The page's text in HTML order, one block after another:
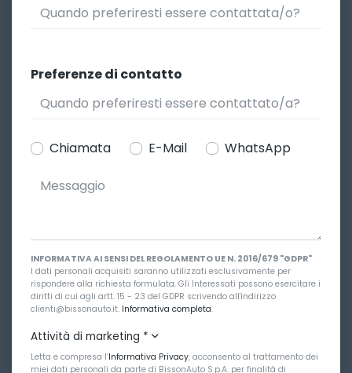
Preferenze di contatto
Chiamata E-Mail WhatsApp
INFORMATIVA AI SENSI DEL REGOLAMENTO UE N. 2016/679 "GDPR"
I dati personali acquisiti saranno utilizzati esclusivamente per
rispondere alla richiesta formulata. Gli Interessati possono esercitare i
diritti di cui agli artt. 15 - 23 del GDPR scrivendo all'indirizzo
clienti@bissonauto.it. Informativa completa.
Attività di marketing *
Letta e compresa l’Informativa Privacy, acconsento al trattamento dei
miei dati personali da parte di BissonAuto S.p.A. per finalità di